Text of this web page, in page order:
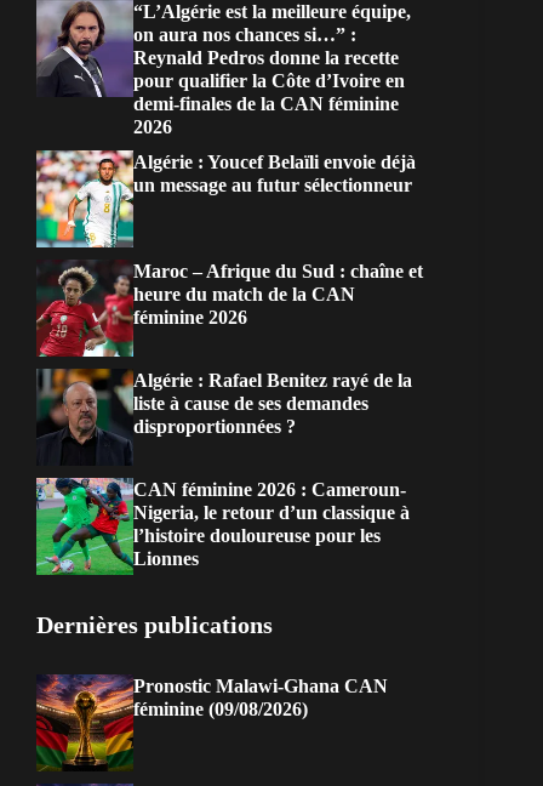
“L’Algérie est la meilleure équipe,
on aura nos chances si…” :
Reynald Pedros donne la recette
pour qualifier la Côte d’Ivoire en
demi-finales de la CAN féminine
2026
Algérie : Youcef Belaïli envoie déjà
un message au futur sélectionneur
Maroc – Afrique du Sud : chaîne et
heure du match de la CAN
féminine 2026
Algérie : Rafael Benitez rayé de la
liste à cause de ses demandes
disproportionnées ?
CAN féminine 2026 : Cameroun-
Nigeria, le retour d’un classique à
l’histoire douloureuse pour les
Lionnes
Dernières publications
Pronostic Malawi-Ghana CAN
féminine (09/08/2026)